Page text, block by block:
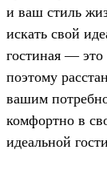
и ваш стиль
искать свой
гостиная — это
поэтому
вашим
комфортно в
идеальной